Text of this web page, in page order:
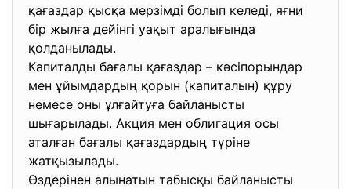
қағаздар қысқа мерзімді болып келеді, яғни
бір жылға дейінгі уақыт аралығында
қолданылады.
Капиталды бағалы қағаздар – кәсіпорындар
мен ұйымдардың қорын (капиталын) құру
немесе оны ұлғайтуға байланысты
шығарылады. Акция мен облигация осы
аталған бағалы қағаздардың түріне
жатқызылады.
Өздерінен алынатын табысқы байланысты